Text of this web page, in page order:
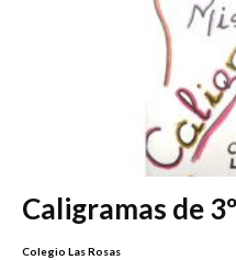
Caligramas de
Colegio Las Rosas